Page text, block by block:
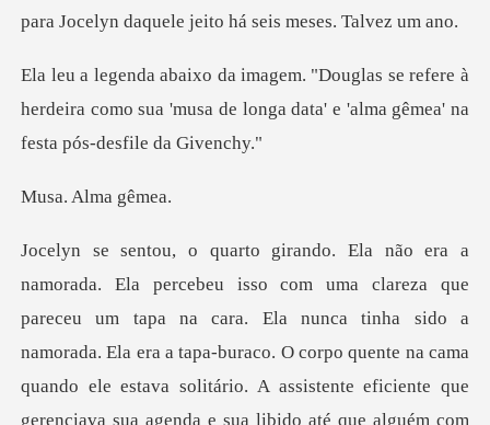
p
refere à
herdeira como sua 'musa de longa data'
Alma
na cara. Ela nunca tinha sido a
namorada. Ela era a tapa-buraco. O corpo quente na cama
quando ele estava solitár